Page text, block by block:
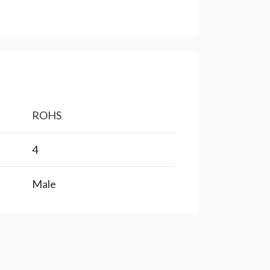
ROHS
4
Male